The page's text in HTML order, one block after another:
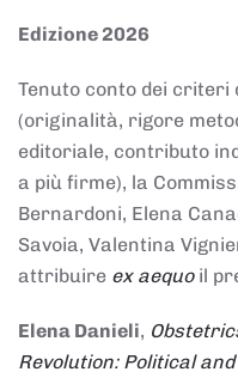
Edizione 2026
Tenuto conto dei criteri
(originalità, rigore
editoriale, contributo
a più firme), la
Bernardoni, Elena
Savoia, Valentina
attribuire ex aequoil
Elena Danieli,
Revolution: Political